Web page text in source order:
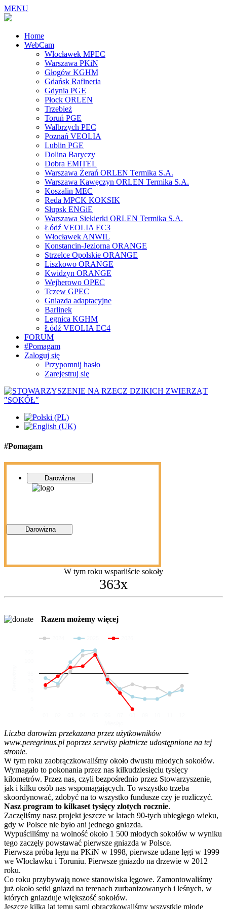
MENU
Home
WebCam
Włocławek MPEC
Warszawa PKiN
Głogów KGHM
Gdańsk Rafineria
Gdynia PGE
Płock ORLEN
Trzebież
Toruń PGE
Wałbrzych PEC
Poznań VEOLIA
Lublin PGE
Dolina Baryczy
Dobra EMITEL
Warszawa Żerań ORLEN Termika S.A.
Warszawa Kawęczyn ORLEN Termika S.A.
Koszalin MEC
Reda MPCK KOKSIK
Słupsk ENGiE
Warszawa Siekierki ORLEN Termika S.A.
Łódź VEOLIA EC3
Włocławek ANWIL
Konstancin-Jeziorna ORANGE
Strzelce Opolskie ORANGE
Liszkowo ORANGE
Kwidzyn ORANGE
Wejherowo OPEC
Tczew GPEC
Gniazda adaptacyjne
Barlinek
Legnica KGHM
Łódź VEOLIA EC4
FORUM
#Pomagam
Zaloguj się
Przypomnij hasło
Zarejestruj się
#Pomagam
Darowizna
Darowizna
W tym roku wsparliście sokoły
363x
Razem możemy więcej
Liczba darowizn przekazana przez użytkowników
www.peregrinus.pl poprzez serwisy płatnicze udostępnione na tej
stronie.
W tym roku zaobrączkowaliśmy około dwustu młodych sokołów.
Wymagało to pokonania przez nas kilkudziesięciu tysięcy
kilometrów. Przez nas, czyli bezpośrednio przez Stowarzyszenie,
jak i kilku osób nas wspomagających. To wszystko trzeba
skoordynować, zdobyć na to wszystko fundusze czy je rozliczyć.
Nasz program to kilkaset tysięcy złotych rocznie.
Zaczęliśmy nasz projekt jeszcze w latach 90-tych ubiegłego wieku,
gdy w Polsce nie było ani jednego gniazda.
Wypuściliśmy na wolność około 1 500 młodych sokołów w wyniku
tego zaczęły powstawać pierwsze gniazda w Polsce.
Pierwsza próba lęgu na PKiN w 1998, pierwsze udane lęgi w 1999
we Włocławku i Toruniu. Pierwsze gniazdo na drzewie w 2012
roku.
Co roku przybywają nowe stanowiska lęgowe. Zamontowaliśmy
już około setki gniazd na terenach zurbanizowanych i leśnych, w
których gniazduje większość sokołów.
Jeszcze kilka lat temu sami obrączkowaliśmy wszystkie młode